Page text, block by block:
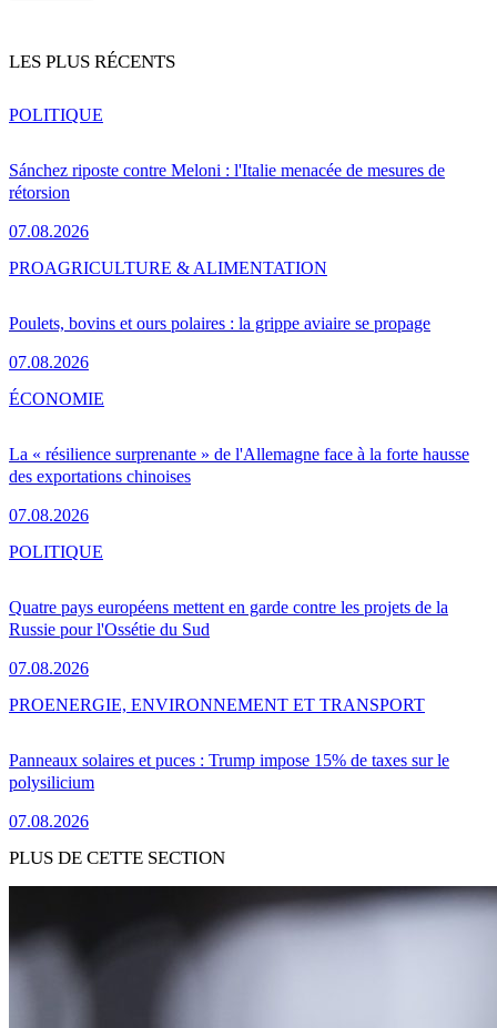
LES PLUS RÉCENTS
Sánchez riposte contre Meloni : l'Italie menacée de mesures de
rétorsion
07.08.2026
POLITIQUE
Poulets, bovins et ours polaires : la grippe aviaire se propage
07.08.2026
PROAGRICULTURE & ALIMENTATION
La « résilience surprenante » de l'Allemagne face à la forte hausse
des exportations chinoises
07.08.2026
ÉCONOMIE
Quatre pays européens mettent en garde contre les projets de la
Russie pour l'Ossétie du Sud
07.08.2026
POLITIQUE
Panneaux solaires et puces : Trump impose 15% de taxes sur le
polysilicium
07.08.2026
PROENERGIE, ENVIRONNEMENT ET TRANSPORT
PLUS DE CETTE SECTION